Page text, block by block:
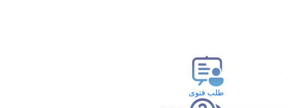
طلب فتوى